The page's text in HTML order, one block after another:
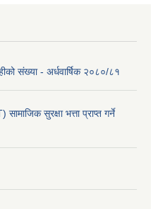
संख्या - अर्धवार्षिक २०८०/८१
सुरक्षा भत्ता प्राप्त गर्ने